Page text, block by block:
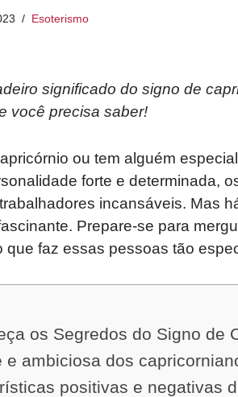
Esoterismo
significado do signo de
você precisa saber!
ou tem alguém
forte e determinada,
incansáveis. Mas
Prepare-se para
que faz essas pessoas tão
os Segredos do Signo de
e ambiciosa dos
positivas e negativas